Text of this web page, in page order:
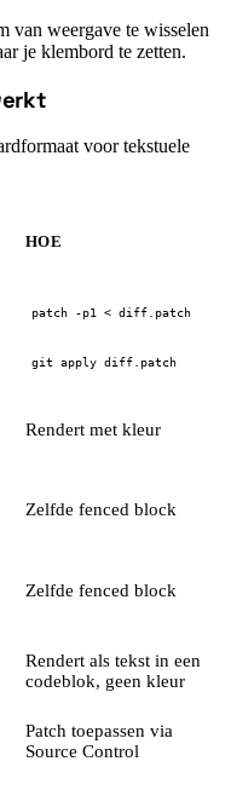
weergave te wisselen
je klembord te zetten.
voor tekstuele
HOE
patch -p1 < diff.patch
git apply diff.patch
Rendert met kleur
Zelfde fenced block
Zelfde fenced block
Rendert als tekst in een
codeblok, geen kleur
Patch toepassen via
Source Control